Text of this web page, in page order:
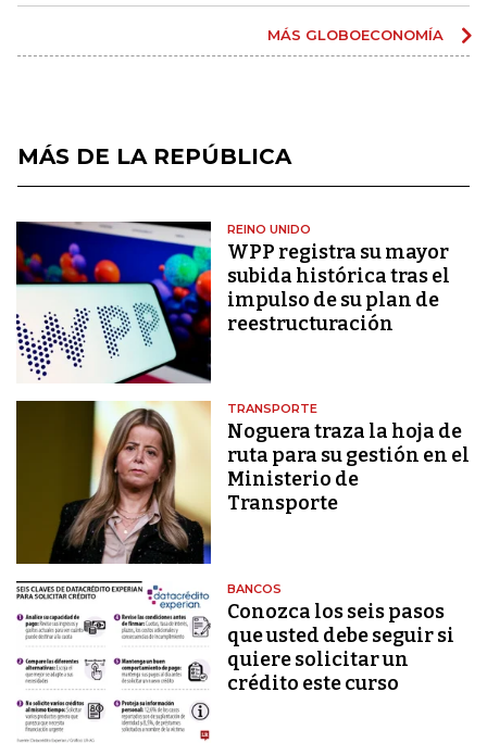
MÁS GLOBOECONOMÍA
MÁS DE LA REPÚBLICA
REINO UNIDO
WPP registra su mayor
subida histórica tras el
impulso de su plan de
reestructuración
TRANSPORTE
Noguera traza la hoja de
ruta para su gestión en el
Ministerio de
Transporte
BANCOS
Conozca los seis pasos
que usted debe seguir si
quiere solicitar un
crédito este curso